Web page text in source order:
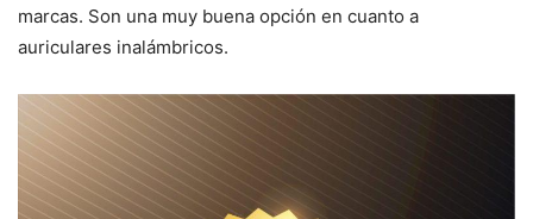
marcas. Son una muy buena opción en cuanto a
auriculares inalámbricos.